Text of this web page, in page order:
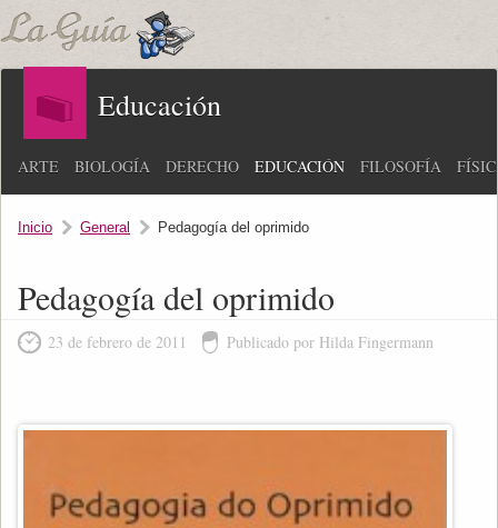
Educación
ARTE BIOLOGÍA DERECHO EDUCACIÓN FILOSOFÍA
Inicio General Pedagogía del oprimido
Pedagogía del oprimido
23 de febrero de 2011 Publicado por Hilda Fingermann